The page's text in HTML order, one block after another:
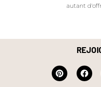
autant